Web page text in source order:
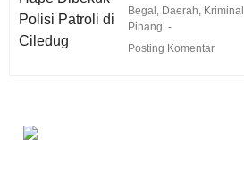
Begal Daerah Kriminal
Pinang
Posting Komentar